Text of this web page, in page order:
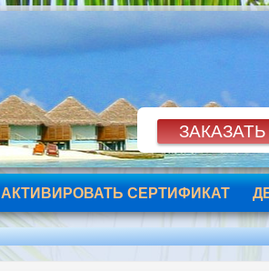
АКТИВИРОВАТЬ СЕРТИФИКАТ